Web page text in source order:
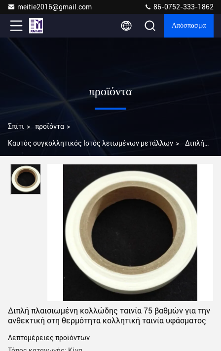
meitie2016@gmail.com 86-0752-333-1862
Απόσπασμα
προϊόντα
Σπίτι > προϊόντα >
Καυτός συγκολλητικός Ιστός λειωμένων μετάλλων > Διπλή
θερμότητα κολλητική ταινία υφάσματος
Διπλή πλαισιωμένη κολλώδης ταινία 75 βαθμών για την
ανθεκτική στη θερμότητα κολλητική ταινία υφάσματος
Λεπτομέρειες προϊόντων